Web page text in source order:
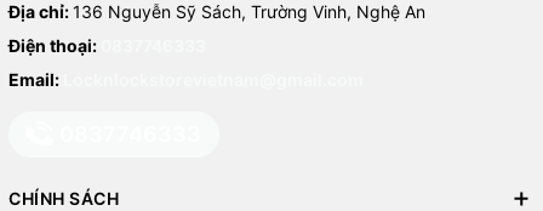
Địa chỉ:136 Nguyễn Sỹ Sách, Trường Vinh, Nghệ An
Điện thoại:
Email:
CHÍNH SÁCH